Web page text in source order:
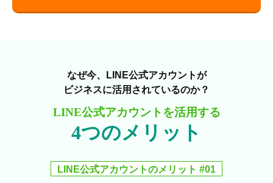
なぜ今、LINE公式アカウントが
ビジネスに活用されているのか？
LINE公式アカウントを活用する
4つのメリット
LINE公式アカウントのメリット #01